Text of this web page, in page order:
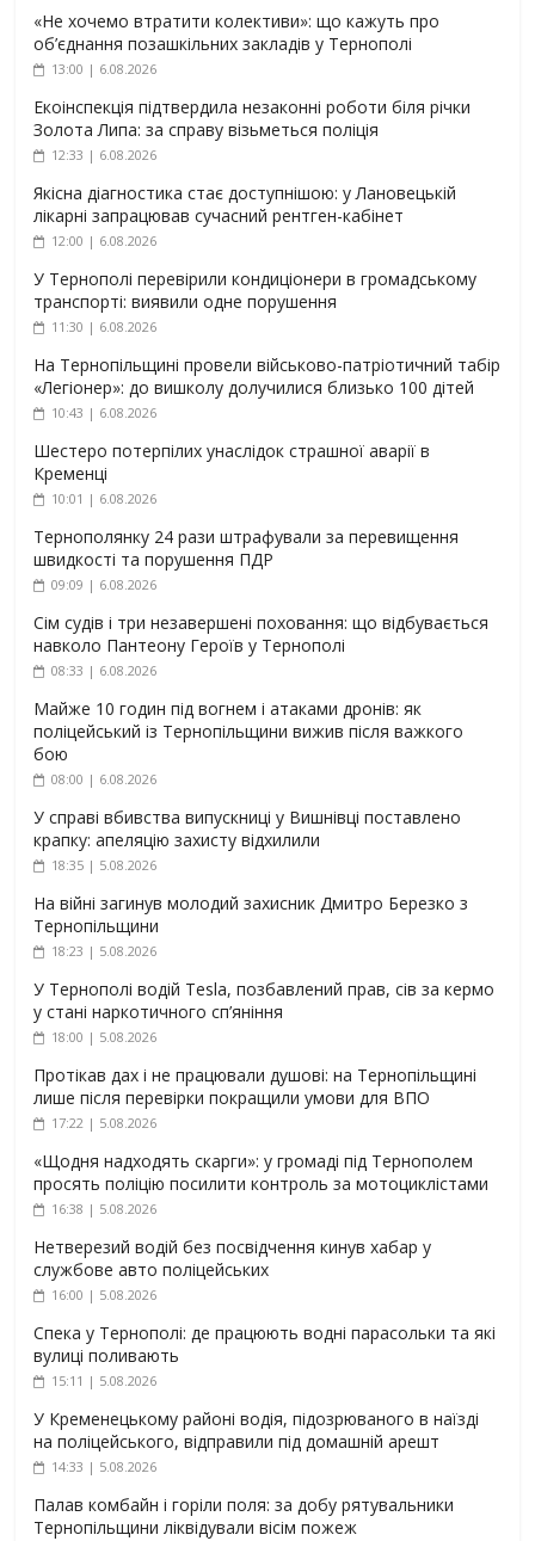
«Не хочемо втратити колективи»: що кажуть про
об’єднання позашкільних закладів у Тернополі
13:00 | 6.08.2026
Екоінспекція підтвердила незаконні роботи біля річки
Золота Липа: за справу візьметься поліція
12:33 | 6.08.2026
Якісна діагностика стає доступнішою: у Лановецькій
лікарні запрацював сучасний рентген-кабінет
12:00 | 6.08.2026
У Тернополі перевірили кондиціонери в громадському
транспорті: виявили одне порушення
11:30 | 6.08.2026
На Тернопільщині провели військово-патріотичний табір
«Легіонер»: до вишколу долучилися близько 100 дітей
10:43 | 6.08.2026
Шестеро потерпілих унаслідок страшної аварії в
Кременці
10:01 | 6.08.2026
Тернополянку 24 рази штрафували за перевищення
швидкості та порушення ПДР
09:09 | 6.08.2026
Сім судів і три незавершені поховання: що відбувається
навколо Пантеону Героїв у Тернополі
08:33 | 6.08.2026
Майже 10 годин під вогнем і атаками дронів: як
поліцейський із Тернопільщини вижив після важкого
бою
08:00 | 6.08.2026
У справі вбивства випускниці у Вишнівці поставлено
крапку: апеляцію захисту відхилили
18:35 | 5.08.2026
На війні загинув молодий захисник Дмитро Березко з
Тернопільщини
18:23 | 5.08.2026
У Тернополі водій Tesla, позбавлений прав, сів за кермо
у стані наркотичного сп’яніння
18:00 | 5.08.2026
Протікав дах і не працювали душові: на Тернопільщині
лише після перевірки покращили умови для ВПО
17:22 | 5.08.2026
«Щодня надходять скарги»: у громаді під Тернополем
просять поліцію посилити контроль за мотоциклістами
16:38 | 5.08.2026
Нетверезий водій без посвідчення кинув хабар у
службове авто поліцейських
16:00 | 5.08.2026
Спека у Тернополі: де працюють водні парасольки та які
вулиці поливають
15:11 | 5.08.2026
У Кременецькому районі водія, підозрюваного в наїзді
на поліцейського, відправили під домашній арешт
14:33 | 5.08.2026
Палав комбайн і горіли поля: за добу рятувальники
Тернопільщини ліквідували вісім пожеж